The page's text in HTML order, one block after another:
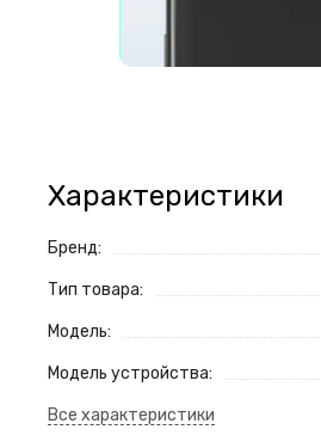
Характеристики
Бренд:
Тип товара:
Модель:
Модель устройства: